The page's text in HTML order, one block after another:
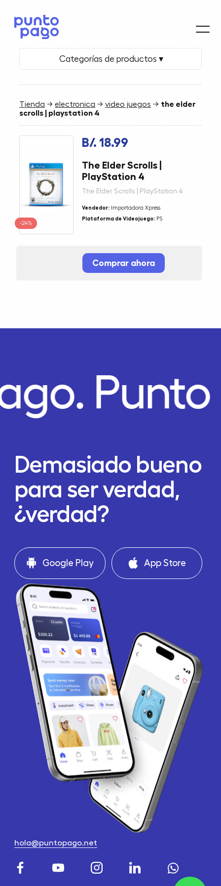
Categorías de productos ▾
Tienda →electronica →video juegos → the elder
scrolls | playstation 4
-24%
B/. 18.99
The Elder Scrolls |
PlayStation 4
The Elder Scrolls | PlayStation 4
Vendedor: Importadora Xpress
Plataforma de Videojuego: PS
Comprar ahora
Demasiado bueno
para ser verdad,
¿verdad?
Google Play App Store
hola@puntopago.net